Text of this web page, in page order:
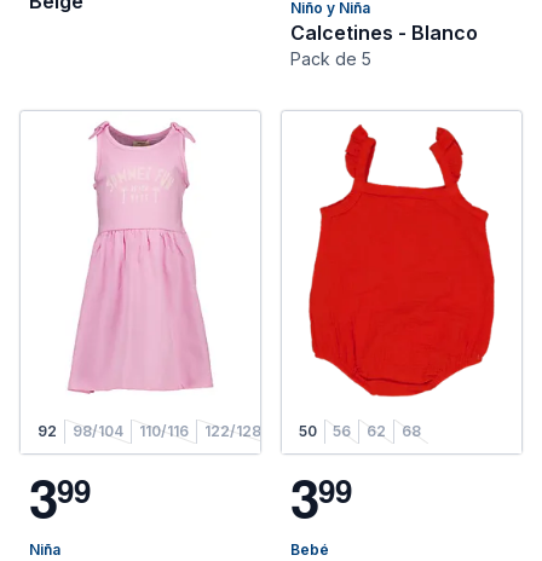
Niño y Niña
Calcetines - Blanco
Pack de 5
92 98/104 110/116 122/128
399
Niña
50 56 62 68
399
Bebé